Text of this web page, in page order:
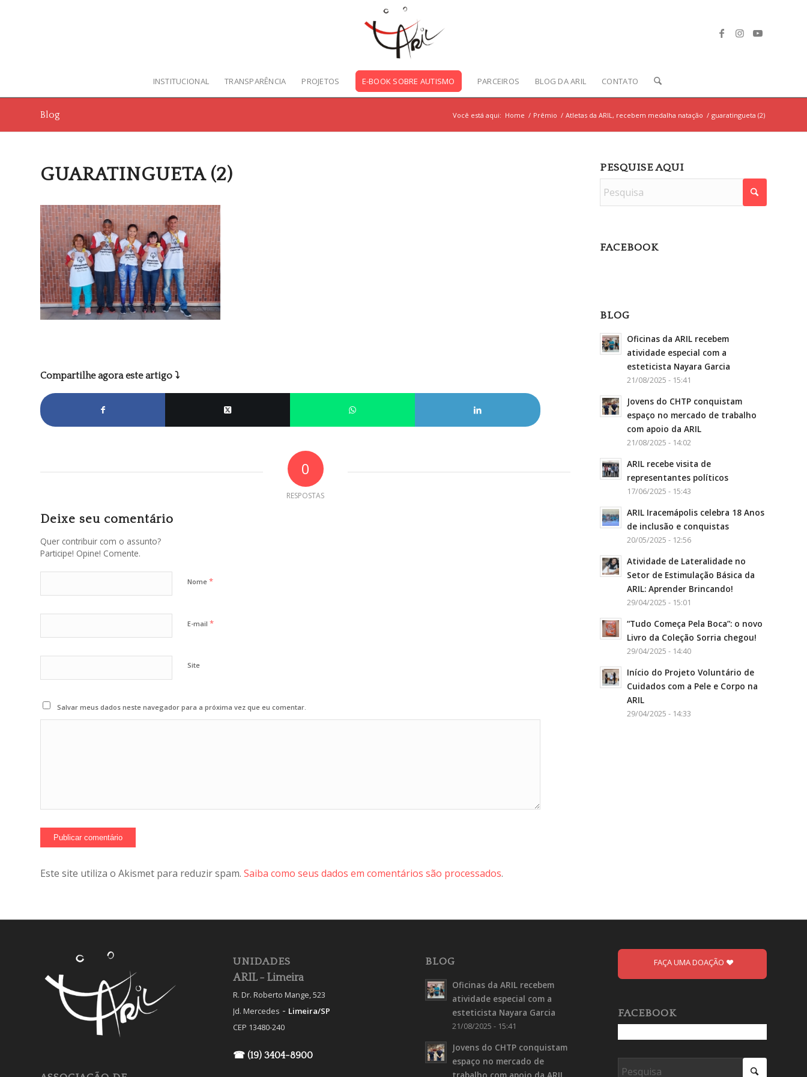
INSTITUCIONAL TRANSPARÊNCIA PROJETOS E-BOOK SOBRE AUTISMO PARCEIROS BLOG DA ARIL CONTATO
Blog Você está aqui: Home / Prêmio / Atletas da ARIL, recebem medalha natação / guaratingueta (2)
GUARATINGUETA (2)
Compartilhe agora este artigo ⤵
0
RESPOSTAS
Deixe seu comentário
Quer contribuir com o assunto?
Participe! Opine! Comente.
Nome *
E-mail *
Site
Salvar meus dados neste navegador para a próxima vez que eu comentar.
Este site utiliza o Akismet para reduzir spam. Saiba como seus dados em comentários são processados.
PESQUISE AQUI
FACEBOOK
BLOG
Oficinas da ARIL recebem
atividade especial com a
esteticista Nayara Garcia
21/08/2025 - 15:41
Jovens do CHTP conquistam
espaço no mercado de trabalho
com apoio da ARIL
21/08/2025 - 14:02
ARIL recebe visita de
representantes políticos
17/06/2025 - 15:43
ARIL Iracemápolis celebra 18 Anos
de inclusão e conquistas
20/05/2025 - 12:56
Atividade de Lateralidade no
Setor de Estimulação Básica da
ARIL: Aprender Brincando!
29/04/2025 - 15:01
“Tudo Começa Pela Boca”: o novo
Livro da Coleção Sorria chegou!
29/04/2025 - 14:40
Início do Projeto Voluntário de
Cuidados com a Pele e Corpo na
ARIL
29/04/2025 - 14:33
UNIDADES
ARIL - Limeira
R. Dr. Roberto Mange, 523
Jd. Mercedes - Limeira/SP
CEP 13480-240
☎ (19) 3404-8900
BLOG
Oficinas da ARIL recebem
atividade especial com a
esteticista Nayara Garcia
21/08/2025 - 15:41
Jovens do CHTP conquistam
espaço no mercado de
FAÇA UMA DOAÇÃO
FACEBOOK